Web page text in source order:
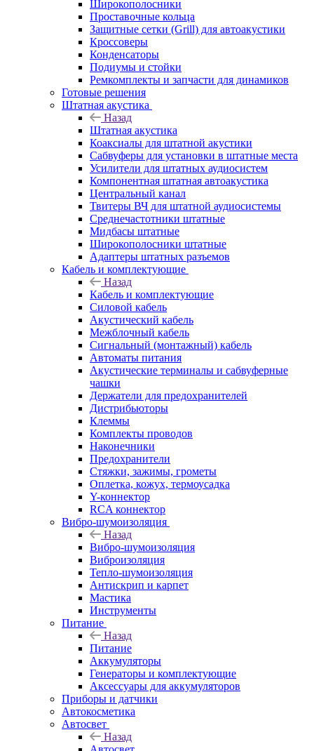
Широкополосники
Проставочные кольца
Защитные сетки (Grill) для автоакустики
Кроссоверы
Конденсаторы
Подиумы и стойки
Ремкомплекты и запчасти для динамиков
Готовые решения
Штатная акустика
Назад
Штатная акустика
Коаксиалы для штатной акустики
Сабвуферы для установки в штатные места
Усилители для штатных аудиосистем
Компонентная штатная автоакустика
Центральный канал
Твитеры ВЧ для штатной аудиосистемы
Среднечастотники штатные
Мидбасы штатные
Широкополосники штатные
Адаптеры штатных разъемов
Кабель и комплектующие
Назад
Кабель и комплектующие
Силовой кабель
Акустический кабель
Межблочный кабель
Сигнальный (монтажный) кабель
Автоматы питания
Акустические терминалы и сабвуферные
чашки
Держатели для предохранителей
Дистрибьюторы
Клеммы
Комплекты проводов
Наконечники
Предохранители
Стяжки, зажимы, грометы
Оплетка, кожух, термоусадка
Y-коннектор
RCA коннектор
Вибро-шумоизоляция
Назад
Вибро-шумоизоляция
Виброизоляция
Тепло-шумоизоляция
Антискрип и карпет
Мастика
Инструменты
Питание
Назад
Питание
Аккумуляторы
Генераторы и комплектующие
Аксессуары для аккумуляторов
Приборы и датчики
Автокосметика
Автосвет
Назад